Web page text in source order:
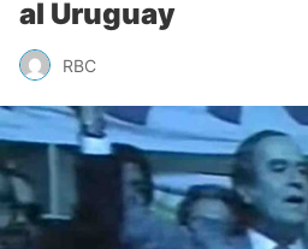
al Uruguay
RBC